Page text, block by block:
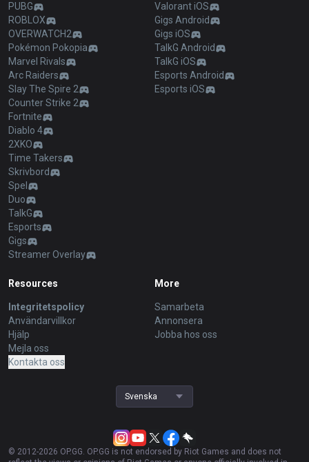
PUBG
ROBLOX
OVERWATCH2
Pokémon Pokopia
Marvel Rivals
Arc Raiders
Slay The Spire 2
Counter Strike 2
Fortnite
Diablo 4
2XKO
Time Takers
Skrivbord
Spel
Duo
TalkG
Esports
Gigs
Streamer Overlay
Valorant iOS
Gigs Android
Gigs iOS
TalkG Android
TalkG iOS
Esports Android
Esports iOS
Resources
Integritetspolicy
Användarvillkor
Hjälp
Mejla oss
Kontakta oss
More
Samarbeta
Annonsera
Jobba hos oss
Svenska
© 2012-2026 OP.GG. OP.GG is not endorsed by Riot Games and does not